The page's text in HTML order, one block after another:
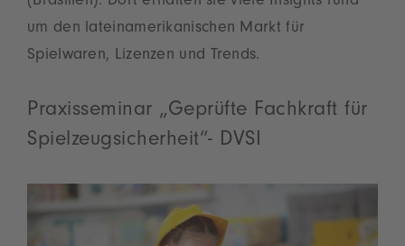
um den lateinamerikanischen Markt für
Spielwaren, Lizenzen und Trends.
Praxisseminar „Geprüfte Fachkraft für
Spielzeugsicherheit“- DVSI